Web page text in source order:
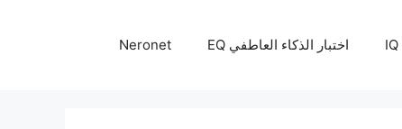
اختبار الذكاء العاطفي EQ Neronet